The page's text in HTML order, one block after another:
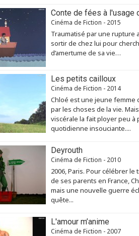
Conte de fées à l'usage
Cinéma de Fiction - 2015
Traumatisé par une rupture
sortir de chez lui pour
d’amertume de sa vie…
Les petits cailloux
Cinéma de Fiction - 2014
Chloé est une jeune
par les choses de la vie.
viscérale la fait ployer peu à
quotidienne insouciante....
Deyrouth
Cinéma de Fiction - 2010
2006, Paris. Pour célébrer
de ses parents en France,
mais une nouvelle guerre
quête...
L'amour m’anime
Cinéma de Fiction - 2007